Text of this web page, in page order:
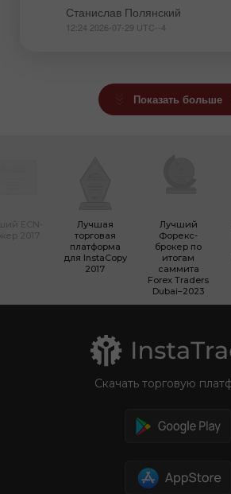
Станислав Полянский
12:24 2026-07-29 UTC--4
Показать больше
Лучшая
торговая
платформа
для InstaCopy
2017
Лучший
Форекс-
брокер по
итогам
саммита
Forex Traders
Dubai–2023
Скачать торговую